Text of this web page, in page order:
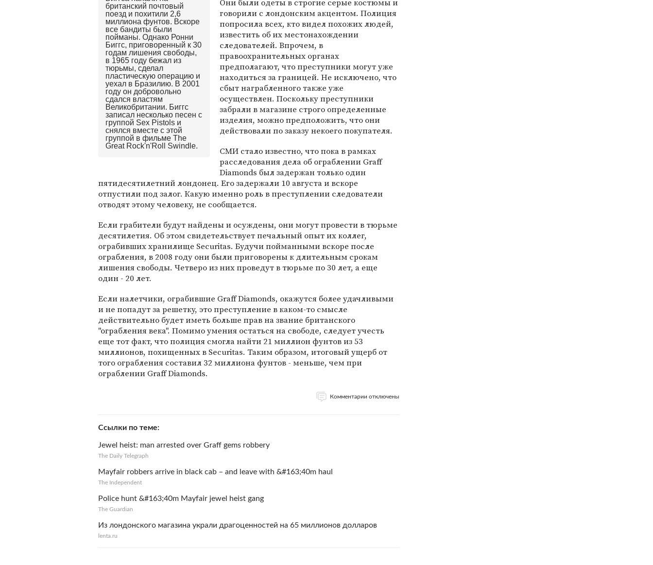
британский почтовый
поезд и похитили 2,6
миллиона фунтов. Вскоре
все бандиты были
пойманы. Однако Ронни
Биггс, приговоренный к 30
годам лишения свободы,
в 1965 году бежал из
тюрьмы, сделал
пластическую операцию и
уехал в Бразилию. В 2001
году он добровольно
сдался властям
Великобритании. Биггс
записал несколько песен с
группой Sex Pistols и
снялся вместе с этой
группой в фильме The
Great Rock'n'Roll Swindle.
Они были одеты в строгие серые костюмы и
говорили с лондонским акцентом. Полиция
попросила всех, кто видел похожих людей,
известить об их местонахождении
следователей. Впрочем, в
правоохранительных органах
предполагают, что преступники могут уже
находиться за границей. Не исключено, что
сбыт награбленного также уже
осуществлен. Поскольку преступники
забрали в магазине строго определенные
изделия, можно предположить, что они
действовали по заказу некоего покупателя.
СМИ стало известно, что пока в рамках
расследования дела об ограблении Graff
Diamonds был задержан только один
пятидесятилетний лондонец. Его задержали 10 августа и вскоре
отпустили под залог. Какую именно роль в преступлении следователи
отводят этому человеку, не сообщается.
Если грабители будут найдены и осуждены, они могут провести в тюрьме
десятилетия. Об этом свидетельствует печальный опыт их коллег,
ограбивших хранилище Securitas. Будучи пойманными вскоре после
ограбления, в 2008 году они были приговорены к длительным срокам
лишения свободы. Четверо из них проведут в тюрьме по 30 лет, а еще
один - 20 лет.
Если налетчики, ограбившие Graff Diamonds, окажутся более удачливыми
и не попадут за решетку, это преступление в каком-то смысле
действительно будет иметь больше прав на звание британского
"ограбления века". Помимо умения остаться на свободе, следует учесть
еще тот факт, что полиция смогла найти 21 миллион фунтов из 53
миллионов, похищенных в Securitas. Таким образом, итоговый ущерб от
того ограбления составил 32 миллиона фунтов - меньше, чем при
ограблении Graff Diamonds.
Комментарии отключены
Ссылки по теме
Jewel heist: man arrested over Graff gems robbery
The Daily Telegraph
Mayfair robbers arrive in black cab – and leave with &#163;40m haul
The Independent
Police hunt &#163;40m Mayfair jewel heist gang
The Guardian
Из лондонского магазина украли драгоценностей на 65 миллионов долларов
lenta.ru